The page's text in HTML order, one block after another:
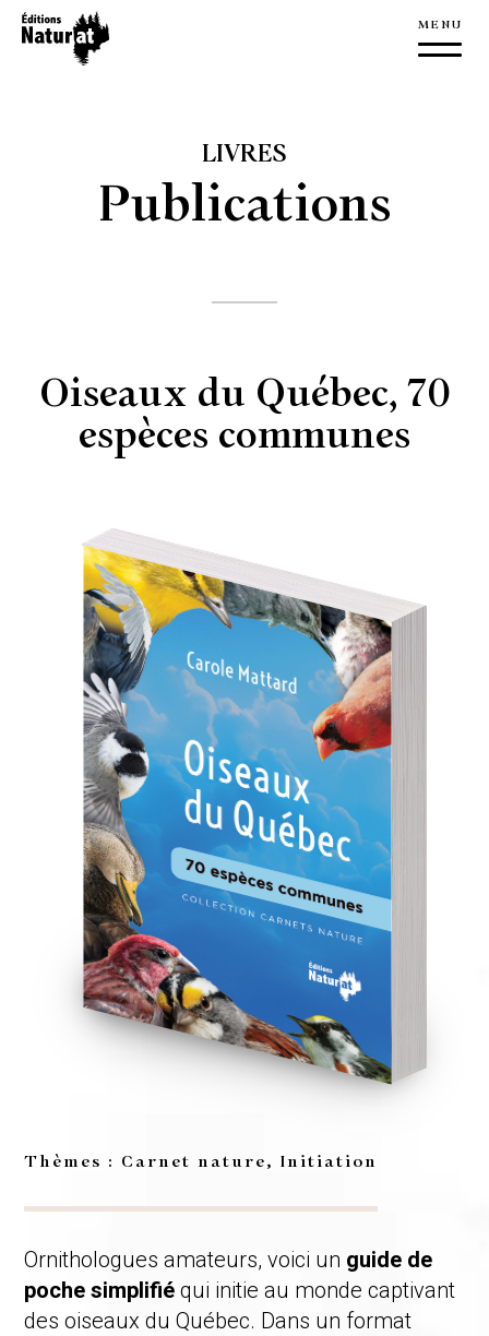
Éditions NaturAT
L’équipe
Nouvelles
Édition
Manuscrit
Produits dérivés
LIVRES
Publications
Oiseaux du Québec, 70
espèces communes
Thèmes : Carnet nature, Initiation
Ornithologues amateurs, voici un guide de
poche simplifié qui initie au monde captivant
des oiseaux du Québec. Dans un format